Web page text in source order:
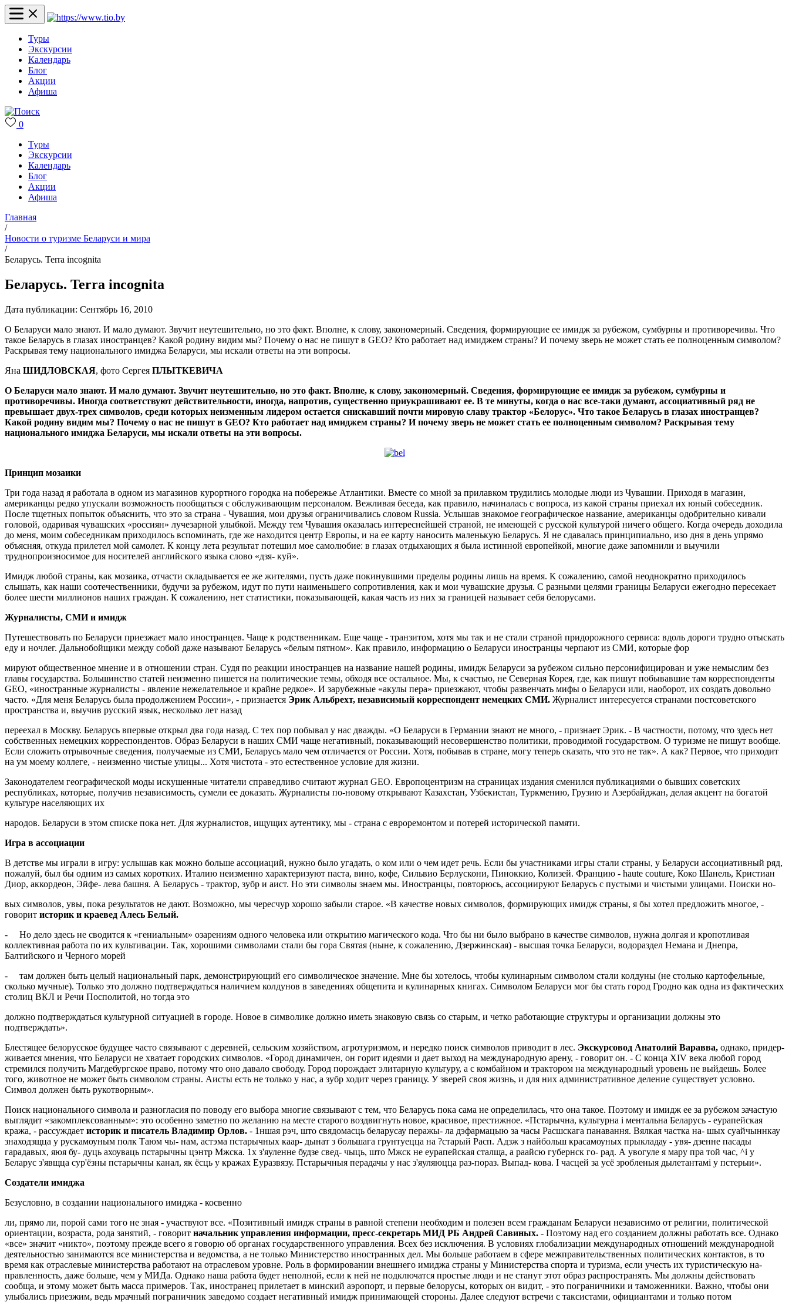
Туры
Экскурсии
Календарь
Блог
Акции
Афиша
0
Туры
Экскурсии
Календарь
Блог
Акции
Афиша
Главная
/
Новости о туризме Беларуси и мира
/
Беларусь. Terra incognita
Беларусь. Terra incognita
Дата публикации: Сентябрь 16, 2010
О Беларуси мало знают. И мало думают. Звучит неутешительно, но это факт. Вполне, к слову, закономерный. Сведения, формирующие ее имидж за рубежом, сумбурны и противоречивы. Что
такое Беларусь в глазах иностран­цев? Какой родину видим мы? Почему о нас не пишут в GEO? Кто работает над имид­жем страны? И почему зверь не может стать ее полноцен­ным символом?
Раскрывая тему национального имиджа Беларуси, мы искали ответы на эти вопросы.
Яна ШИДЛОВСКАЯ, фото Сергея ПЛЫТКЕВИЧА
О Беларуси мало знают. И мало думают. Звучит неутешительно, но это факт. Вполне, к слову, закономерный. Сведения, формирующие ее имидж за рубежом, сумбурны и
противоречивы. Иногда соответствуют действитель­ности, иногда, напротив, существенно приукрашива­ют ее. В те минуты, когда о нас все-таки думают, ассо­циативный ряд не
превы­шает двух-трех символов, среди которых неизменным лидером остается снискав­ший почти мировую славу трактор «Белорус». Что такое Беларусь в глазах иностран­цев?
Какой родину видим мы? Почему о нас не пишут в GEO? Кто работает над имид­жем страны? И почему зверь не может стать ее полноцен­ным символом? Раскрывая тему
национального имиджа Беларуси, мы искали ответы на эти вопросы.
Принцип мозаики
Три года назад я работала в од­ном из магазинов курортного го­родка на побережье Атлантики. Вместе со мной за прилавком тру­дились молодые люди из Чувашии. Приходя в магазин,
американцы редко упускали возможность по­общаться с обслуживающим пер­соналом. Вежливая беседа, как правило, начиналась с вопроса, из какой страны приехал их юный собеседник.
После тщетных по­пыток объяснить, что это за стра­на - Чувашия, мои друзья ограни­чивались словом Russia. Услышав знакомое географическое назва­ние, американцы одобрительно кивали
головой, одаривая чуваш­ских «россиян» лучезарной улыб­кой. Между тем Чувашия оказа­лась интереснейшей страной, не имеющей с русской культурой ни­чего общего. Когда очередь дохо­дила
до меня, моим собеседни­кам приходилось вспоминать, где же находится центр Европы, и на ее карту наносить маленькую Бела­русь. Я не сдавалась принципиаль­но, изо дня в день упрямо
объяс­няя, откуда прилетел мой самолет. К концу лета результат потешил мое самолюбие: в глазах отдыхаю­щих я была истинной европейкой, многие даже запомнили и выучили
труднопроизносимое для носите­лей английского языка слово «дзя- куй».
Имидж любой страны, как мо­заика, отчасти складывается ее же жителями, пусть даже покинувши­ми пределы родины лишь на вре­мя. К сожалению, самой неодно­кратно приходилось
слышать, как наши соотечественники, будучи за рубежом, идут по пути наимень­шего сопротивления, как и мои чу­вашские друзья. С разными целя­ми границы Беларуси ежегодно пересекает
более шести миллио­нов наших граждан. К сожалению, нет статистики, показывающей, ка­кая часть из них за границей назы­вает себя белорусами.
Журналисты, СМИ и имидж
Путешествовать по Белару­си приезжает мало иностранцев. Чаще к родственникам. Еще чаще - транзитом, хотя мы так и не ста­ли страной придорожного сервиса: вдоль дороги трудно отыскать
еду и ночлег. Дальнобойщики меж­ду собой даже называют Беларусь «белым пятном». Как правило, ин­формацию о Беларуси иностран­цы черпают из СМИ, которые фор­
мируют общественное мнение и в отношении стран. Судя по реак­ции иностранцев на название на­шей родины, имидж Беларуси за рубежом сильно персонифици­рован и уже немыслим без
главы государства. Большинство статей неизменно пишется на политиче­ские темы, обходя все остальное. Мы, к счастью, не Северная Ко­рея, где, как пишут побывавшие там корреспонденты
GEO, «ино­странные журналисты - явление нежелательное и крайне редкое». И зарубежные «акулы пера» при­езжают, чтобы развенчать мифы о Беларуси или, наоборот, их соз­дать довольно
часто. «Для меня Беларусь была продолжением России», - признается Эрик Аль­брехт, независимый корреспон­дент немецких СМИ. Журналист интересуется странами постсовет­ского
пространства и, выучив рус­ский язык, несколько лет назад
переехал в Москву. Беларусь впер­вые открыл два года назад. С тех пор побывал у нас дважды. «О Бе­ларуси в Германии знают не мно­го, - признает Эрик. - В частности, потому, что здесь нет
собственных немецких корреспондентов. Образ Беларуси в наших СМИ чаще нега­тивный, показывающий несовер­шенство политики, проводимой государством. О туризме не пи­шут вообще.
Если сложить отры­вочные сведения, получаемые из СМИ, Беларусь мало чем отличает­ся от России. Хотя, побывав в стра­не, могу теперь сказать, что это не так». А как? Первое, что приходит
на ум моему коллеге, - неизменно чистые улицы... Хотя чистота - это естественное условие для жизни.
Законодателем географической моды искушенные читатели спра­ведливо считают журнал GEO. Ев­ропоцентризм на страницах из­дания сменился публикациями о бывших советских
республиках, которые, получив независимость, сумели ее доказать. Журналисты по-новому открывают Казахстан, Узбекистан, Туркмению, Грузию и Азербайджан, делая акцент на богатой
культуре населяющих их
народов. Беларуси в этом списке пока нет. Для журналистов, ищу­щих аутентику, мы - страна с евро­ремонтом и потерей исторической памяти.
Игра в ассоциации
В детстве мы играли в игру: ус­лышав как можно больше ассоци­аций, нужно было угадать, о ком или о чем идет речь. Если бы участ­никами игры стали страны, у Бела­руси ассоциативный ряд,
пожалуй, был бы одним из самых коротких. Италию неизменно характеризуют паста, вино, кофе, Сильвио Берлу­скони, Пиноккио, Колизей. Фран­цию - haute couture, Коко Шанель, Кристиан
Диор, аккордеон, Эйфе- лева башня. А Беларусь - трактор, зубр и аист. Но эти символы зна­ем мы. Иностранцы, повторюсь, ассоциируют Беларусь с пустыми и чистыми улицами. Поиски но-
вых символов, увы, пока резуль­татов не дают. Возможно, мы че­ресчур хорошо забыли старое. «В качестве новых символов, форми­рующих имидж страны, я бы хо­тел предложить многое, -
говорит историк и краевед Алесь Белый.
- Но дело здесь не сводится к «ге­ниальным» озарениям одного че­ловека или открытию магическо­го кода. Что бы ни было выбрано в качестве символов, нужна дол­гая и кропотливая
коллективная работа по их культивации. Так, хо­рошими символами стали бы гора Святая (ныне, к сожалению, Дзер­жинская) - высшая точка Бела­руси, водораздел Немана и Дне­пра,
Балтийского и Черного морей
- там должен быть целый наци­ональный парк, демонстрирую­щий его символическое значение. Мне бы хотелось, чтобы кулинар­ным символом стали колдуны (не столько картофельные,
сколько мучные). Только это должно под­тверждаться наличием колдунов в заведениях общепита и кули­нарных книгах. Символом Белару­си мог бы стать город Гродно как одна из фактических
столиц ВКЛ и Речи Посполитой, но тогда это
должно подтверждаться культур­ной ситуацией в городе. Новое в символике должно иметь знако­вую связь со старым, и четко рабо­тающие структуры и организации должны это
подтверждать».
Блестящее белорусское будущее часто связывают с деревней, сель­ским хозяйством, агротуризмом, и нередко поиск символов при­водит в лес. Экскурсовод Ана­толий Варавва, однако, придер­
живается мнения, что Беларуси не хватает городских символов. «Го­род динамичен, он горит идеями и дает выход на международную арену, - говорит он. - С конца XIV века любой город
стремился полу­чить Магдебургское право, пото­му что оно давало свободу. Город порождает элитарную культуру, а с комбайном и трактором на меж­дународный уровень не выйдешь. Более
того, животное не может быть символом страны. Аисты есть не только у нас, а зубр ходит че­рез границу. У зверей своя жизнь, и для них административное де­ление существует условно.
Символ должен быть рукотворным».
Поиск национального символа и разногласия по поводу его выбора многие связывают с тем, что Бела­русь пока сама не определилась, что она такое. Поэтому и имидж ее за рубежом зачастую
выглядит «за­комплексованным»: это особен­но заметно по желанию на месте старого воздвигнуть новое, кра­сивое, престижное. «Пстарычна, культурна i ментальна Беларусь - еурапейская
кража, - рассуж­дает историк и писатель Вла­димир Орлов. - 1ншая рэч, што свядомасць беларусау перажы- ла дэфармацыю за часы Расшскага панавання. Вялкая частка на- шых суайчыннкау
знаходзщца у рускамоуным полк Таюм чы- нам, астэма пстарычных каар- дынат з большага грунтуецца на ?старый Расп. Адзж з найбольш красамоуных прыкладау - увя- дзенне пасады
гарадавых, яюя бу- дуць ахоуваць пстарычны цэнтр Мжска. 1х з'яуленне будзе свед- чыць, што Мжск не еурапейская сталща, а раайсю губернск го- рад. А увогуле я мару пра той час, ^i у
Беларус з'явщца сур'ёзны пстарычны канал, як ёсць у кражах Еуразвязу. Пстарычныя перадачы у нас з'яуляюцца раз-пораз. Выпад- кова. I часцей за усё зробленыя дылетантамi у пстерыи».
Создатели имиджа
Безусловно, в создании наци­онального имиджа - косвенно
ли, прямо ли, порой сами того не зная - участвуют все. «Позитив­ный имидж страны в равной сте­пени необходим и полезен всем гражданам Беларуси независимо от религии, политической
ориен­тации, возраста, рода занятий, - говорит начальник управления информации, пресс-секретарь МИД РБ Андрей Савиных. - По­этому над его созданием должны работать все. Однако
«все» зна­чит «никто», поэтому прежде всего я говорю об органах государствен­ного управления. Всех без исклю­чения. В условиях глобализации международных отношений меж­дународной
деятельностью зани­маются все министерства и ведом­ства, а не только Министерство иностранных дел. Мы больше ра­ботаем в сфере межправитель­ственных политических контактов, в то
время как отраслевые ми­нистерства работают на отрасле­вом уровне. Роль в формирова­нии внешнего имиджа страны у Министерства спорта и туризма, если учесть их туристическую на­
правленность, даже больше, чем у МИДа. Однако наша работа бу­дет неполной, если к ней не под­ключатся простые люди и не ста­нут этот образ распространять. Мы должны действовать
сообща, и этому может быть масса приме­ров. Так, иностранец прилетает в минский аэропорт, и первые бе­лорусы, которых он видит, - это пограничники и таможенники. Важно, чтобы они
улыбались при­езжим, ведь мрачный погранич­ник заведомо создает негативный имидж принимающей стороны. Далее следуют встречи с таксиста­ми, официантами и только потом